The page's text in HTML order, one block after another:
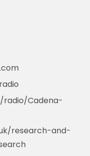
radio/Cadena-
research-and-